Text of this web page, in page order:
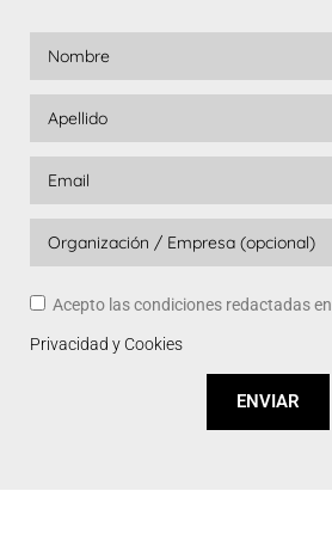
Acepto las condiciones redactadas en
Privacidad y Cookies
ENVIAR